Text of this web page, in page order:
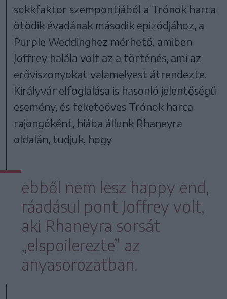
sokkfaktor szempontjából a Trónok harca
ötödik évadának második epizódjához, a
Purple Weddinghez mérhető, amiben
Joffrey halála volt az a történés, ami az
erőviszonyokat valamelyest átrendezte.
Királyvár elfoglalása is hasonló jelentőségű
esemény, és feketeöves Trónok harca
rajongóként, hiába állunk Rhaneyra
oldalán, tudjuk, hogy
ebből nem lesz happy end,
ráadásul pont Joffrey volt,
aki Rhaneyra sorsát
„elspoilerezte” az
anyasorozatban.